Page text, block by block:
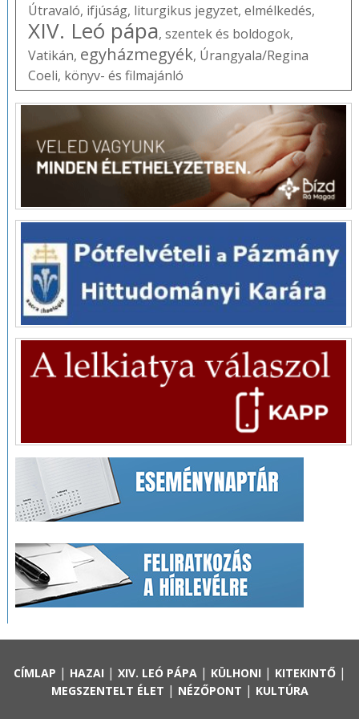
Útravaló, ifjúság, liturgikus jegyzet, elmélkedés,
XIV. Leó pápa, szentek és boldogok,
Vatikán, egyházmegyék, Úrangyala/Regina
Coeli, könyv- és filmajánló
CÍMLAP | HAZAI | XIV. LEÓ PÁPA| KÜLHONI | KITEKINTŐ|
MEGSZENTELT ÉLET | NÉZŐPONT | KULTÚRA